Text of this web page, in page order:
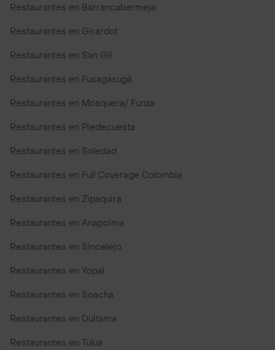
Restaurantes en Barrancabermeja
Restaurantes en Girardot
Restaurantes en San Gil
Restaurantes en Fusagasugá
Restaurantes en Mosquera/ Funza
Restaurantes en Piedecuesta
Restaurantes en Soledad
Restaurantes en Full Coverage Colombia
Restaurantes en Zipaquira
Restaurantes en Anapoima
Restaurantes en Sincelejo
Restaurantes en Yopal
Restaurantes en Soacha
Restaurantes en Duitama
Restaurantes en Tulua